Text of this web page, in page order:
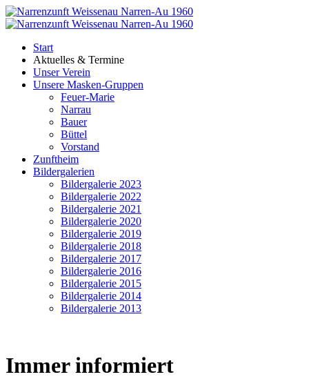
Start
Aktuelles & Termine
Unser Verein
Unsere Masken-Gruppen
Feuer-Marie
Narrau
Bauer
Büttel
Vorstand
Zunftheim
Bildergalerien
Bildergalerie 2023
Bildergalerie 2022
Bildergalerie 2021
Bildergalerie 2020
Bildergalerie 2019
Bildergalerie 2018
Bildergalerie 2017
Bildergalerie 2016
Bildergalerie 2015
Bildergalerie 2014
Bildergalerie 2013
Immer informiert